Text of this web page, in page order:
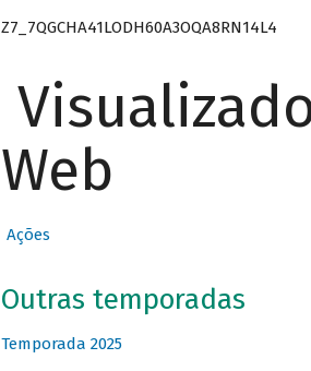
Z7_7QGCHA41LODH60A3OQA8RN14L4
Web
Ações
Outras temporadas
Temporada 2025